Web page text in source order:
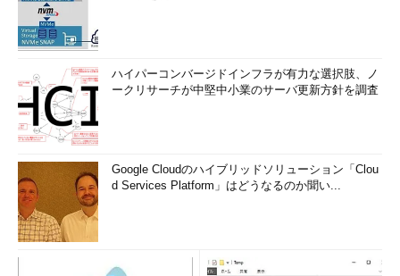
ハイパーコンバージドインフラが有力な選択肢、ノ
ークリサーチが中堅中小業のサーバ更新方針を調査
Google Cloudのハイブリッドソリューション「Clou
d Services Platform」はどうなるのか聞い...